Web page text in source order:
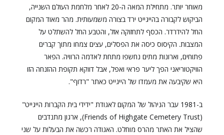
מאוחר יותר.
מתחילת המאה ה-20 לאחר מלחמת העולם השנייה,
הביקוש לקבורה בהייגייט ירד בצורה משמעותית. מהר מאוד המקום
החל להידרדר. הכסף לתחזוקה אזל, והטבע החל להשתלט על
המצבות. הקיסוס כיסה את הפסלים, עצים צמחו מתוך קברים
פתוחים, וארונות מתים נחשפו מתחת לאדמה הרוויה. הפאר
הוויקטוריאני הפך ליער פראי ואפל, אבל דווקא תקופת ההזנחה הזו
היא שקיבעה את מעמדו של הייגייט כאתר "רדוף".
ב-1981 עבר הניהול של המקום לאגודת "ידידי בית הקברות הייגייט"
(Friends of Highgate Cemetery Trust), ארגון מתנדבים
שהציל את האתר מהרס מוחלט. האגודה רכשה את הבעלות על שני